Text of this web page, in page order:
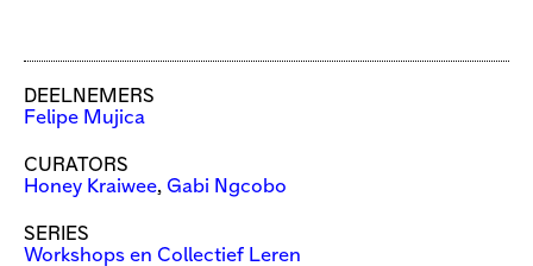
DEELNEMERS
Felipe Mujica
CURATORS
Honey Kraiwee, Gabi Ngcobo
SERIES
Workshops en Collectief Leren